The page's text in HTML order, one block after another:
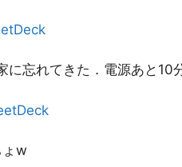
に忘れてきた．電源あと10
ょw